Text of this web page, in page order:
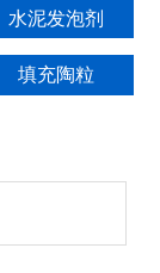
水泥发泡剂
填充陶粒